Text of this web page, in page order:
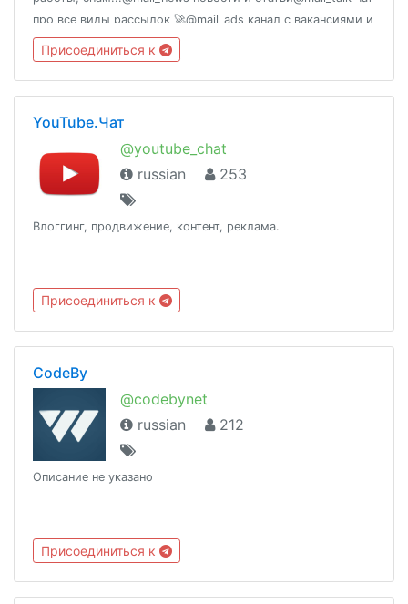
про все виды рассылок 🚀@mail_ads канал с вакансиями и
анонсами Пишите по размещению рекламы в чатах Связь:
@Arturri
Присоединиться к
YouTube.Чат
@youtube_chat
russian
253
Влоггинг, продвижение, контент, реклама.
Присоединиться к
CodeBy
@codebynet
russian
212
Описание не указано
Присоединиться к